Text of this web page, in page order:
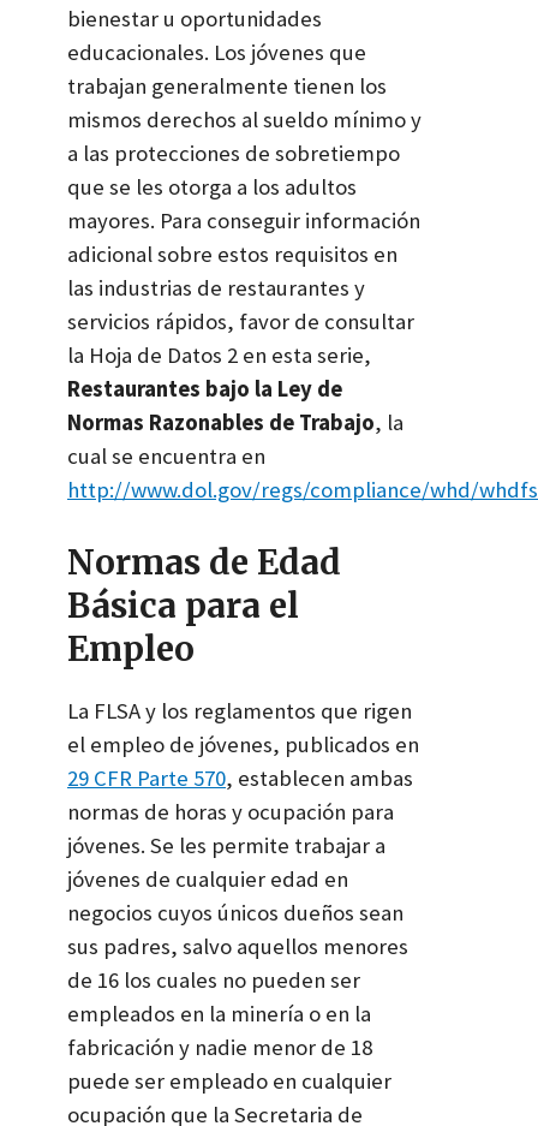
bienestar u oportunidades
educacionales. Los jóvenes que
trabajan generalmente tienen los
mismos derechos al sueldo mínimo y
a las protecciones de sobretiempo
que se les otorga a los adultos
mayores. Para conseguir información
adicional sobre estos requisitos en
las industrias de restaurantes y
servicios rápidos, favor de consultar
la Hoja de Datos 2 en esta serie,
Restaurantes bajo la Ley de
Normas Razonables de Trabajo, la
cual se encuentra en
http://www.dol.gov/regs/compliance/whd/
Normas de Edad
Básica para el
Empleo
La FLSA y los reglamentos que rigen
el empleo de jóvenes, publicados en
29 CFR Parte 570, establecen ambas
normas de horas y ocupación para
jóvenes. Se les permite trabajar a
jóvenes de cualquier edad en
negocios cuyos únicos dueños sean
sus padres, salvo aquellos menores
de 16 los cuales no pueden ser
empleados en la minería o en la
fabricación y nadie menor de 18
puede ser empleado en cualquier
ocupación que la Secretaria de